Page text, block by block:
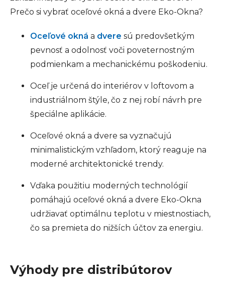
Prečo si vybrať oceľové okná a dvere Eko-Okna?
Oceľové okná a dvere sú predovšetkým
pevnosť a odolnosť voči poveternostným
podmienkam a mechanickému poškodeniu.
Oceľ je určená do interiérov v loftovom a
industriálnom štýle, čo z nej robí návrh pre
špeciálne aplikácie.
Oceľové okná a dvere sa vyznačujú
minimalistickým vzhľadom, ktorý reaguje na
moderné architektonické trendy.
Vďaka použitiu moderných technológií
pomáhajú oceľové okná a dvere Eko-Okna
udržiavať optimálnu teplotu v miestnostiach,
čo sa premieta do nižších účtov za energiu.
Výhody pre distribútorov